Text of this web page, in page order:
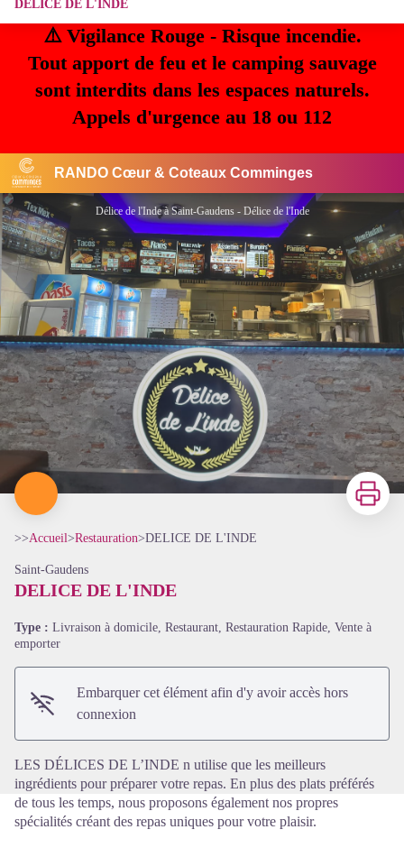
⚠️ Vigilance Rouge - Risque incendie.
Tout apport de feu et le camping sauvage
sont interdits dans les espaces naturels.
Appels d'urgence au 18 ou 112
RANDO Cœur & Coteaux Comminges
DELICE DE L'INDE
Délice de l'Inde à Saint-Gaudens - Délice de l'Inde
Imprimer
>>Accueil>Restauration>DELICE DE L'INDE
Saint-Gaudens
DELICE DE L'INDE
Type : Livraison à domicile, Restaurant, Restauration Rapide, Vente à
emporter
Embarquer cet élément afin d'y avoir accès hors
connexion
LES DÉLICES DE L’INDE n utilise que les meilleurs
ingrédients pour préparer votre repas. En plus des plats préférés
de tous les temps, nous proposons également nos propres
spécialités créant des repas uniques pour votre plaisir.